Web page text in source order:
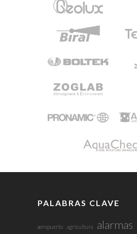
PALABRAS CLAVE
aeropuerto agricultura alarmas